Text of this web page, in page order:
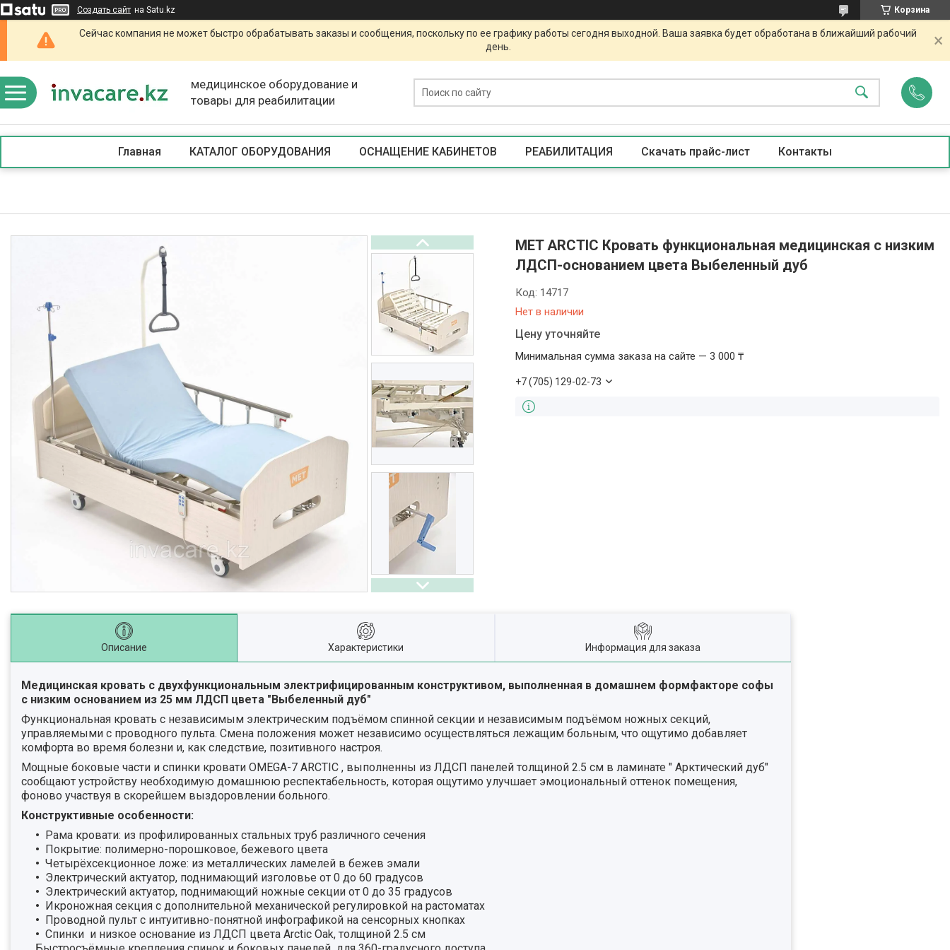
Создать сайт на Satu.kz Корзина
Сейчас компания не может быстро обрабатывать заказы и сообщения, поскольку по ее графику работы сегодня выходной. Ваша заявка будет обработана в ближайший рабочий
день.
медицинское оборудование и
товары для реабилитации
Главная КАТАЛОГ ОБОРУДОВАНИЯ ОСНАЩЕНИЕ КАБИНЕТОВ РЕАБИЛИТАЦИЯ Скачать прайс-лист Контакты
MET ARCTIC Кровать функциональная медицинская с низким
ЛДСП-основанием цвета Выбеленный дуб
Нет в наличии
Код: 14717
Цену уточняйте
Минимальная сумма заказа на сайте — 3 000 ₸
+7 (705) 129-02-73
Описание Характеристики Информация для заказа
Медицинская кровать с двухфункциональным электрифицированным конструктивом, выполненная в домашнем формфакторе софы
с низким основанием из 25 мм ЛДСП цвета "Выбеленный дуб"
Функциональная кровать с независимым электрическим подъёмом спинной секции и независимым подъёмом ножных секций,
управляемыми с проводного пульта. Смена положения может независимо осуществляться лежащим больным, что ощутимо добавляет
комфорта во время болезни и, как следствие, позитивного настроя.
Мощные боковые части и спинки кровати OMEGA-7 ARCTIC , выполненны из ЛДСП панелей толщиной 2.5 см в ламинате " Арктический дуб"
сообщают устройству необходимую домашнюю респектабельность, которая ощутимо улучшает эмоциональный оттенок помещения,
фоново участвуя в скорейшем выздоровлении больного.
Конструктивные особенности:
Рама кровати: из профилированных стальных труб различного сечения
Покрытие: полимерно-порошковое, бежевого цвета
Четырёхсекционное ложе: из металлических ламелей в бежев эмали
Электрический актуатор, поднимающий изголовье от 0 до 60 градусов
Электрический актуатор, поднимающий ножные секции от 0 до 35 градусов
Икроножная секция с дополнительной механической регулировкой на растоматах
Проводной пульт с интуитивно-понятной инфографикой на сенсорных кнопках
Спинки и низкое основание из ЛДСП цвета Arctic Oak, толщиной 2.5 см